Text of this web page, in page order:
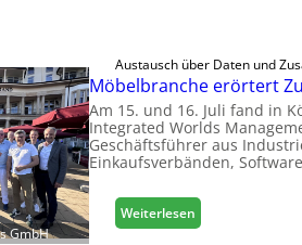
GmbH
Austausch über Daten und
Möbelbranche erörtert
Am 15. und 16. Juli fand in
Integrated Worlds
Geschäftsführer aus
Einkaufsverbänden,
Weiterlesen:
M